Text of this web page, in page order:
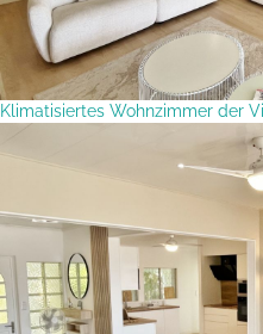
Klimatisiertes Wohnzimmer der